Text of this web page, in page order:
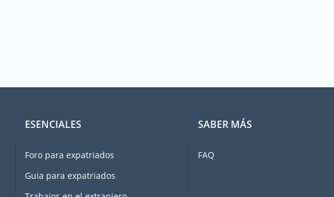
ESENCIALES
Foro para expatriados
Guia para expatriados
SABER MÁS
FAQ